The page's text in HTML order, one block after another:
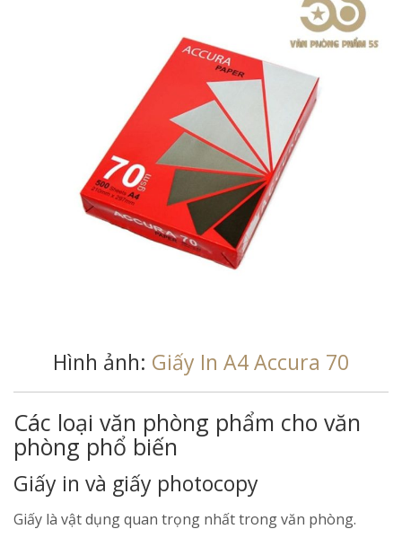
Hình ảnh: Giấy In A4 Accura 70
Các loại văn phòng phẩm cho văn
phòng phổ biến
Giấy in và giấy photocopy
Giấy là vật dụng quan trọng nhất trong văn phòng.